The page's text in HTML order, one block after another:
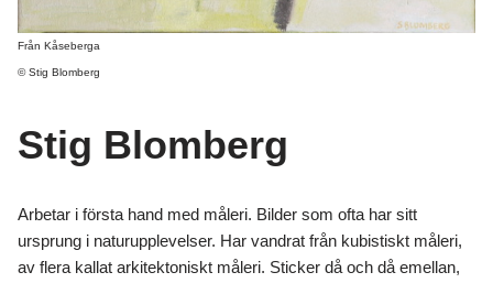
Från Kåseberga
© Stig Blomberg
Stig Blomberg
Arbetar i första hand med måleri. Bilder som ofta har sitt
ursprung i naturupplevelser. Har vandrat från kubistiskt måleri,
av flera kallat arkitektoniskt måleri. Sticker då och då emellan,